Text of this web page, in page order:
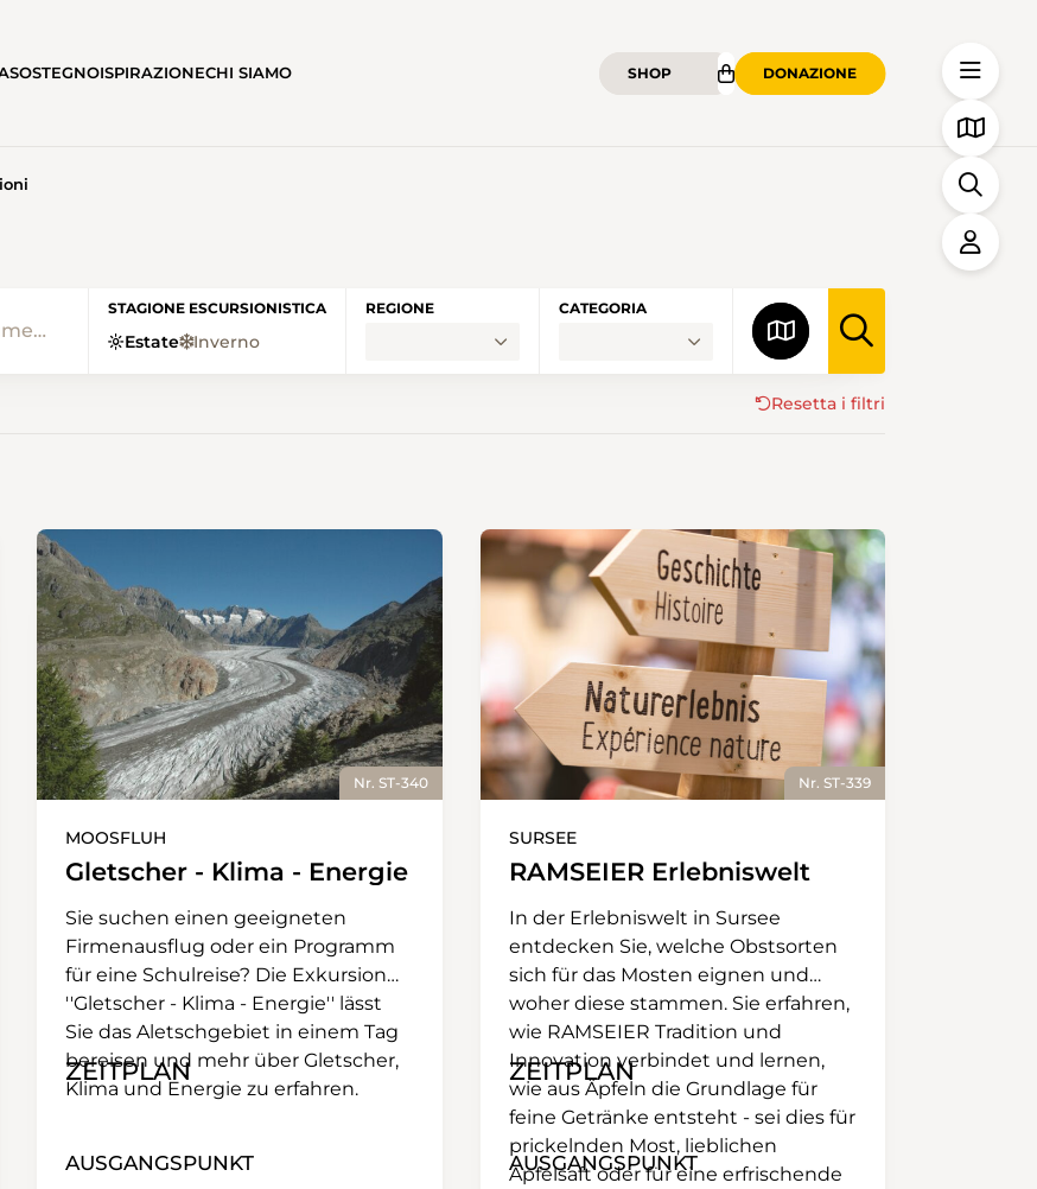
SOSTEGNOISPIRAZIONECHI SIAMO SHOP DONAZIONE
STAGIONE ESCURSIONISTICA
Estate Inverno
REGIONE CATEGORIA
Resetta i filtri
Nr. ST-340
MOOSFLUH
Gletscher - Klima - Energie
Sie suchen einen geeigneten
Firmenausflug oder ein Programm
für eine Schulreise? Die Exkursion
''Gletscher - Klima - Energie'' lässt
Sie das Aletschgebiet in einem Tag
bereisen und mehr über Gletscher,
Klima und Energie zu erfahren.
ZEITPLAN
AUSGANGSPUNKT
Nr. ST-339
SURSEE
RAMSEIER Erlebniswelt
In der Erlebniswelt in Sursee
entdecken Sie, welche Obstsorten
sich für das Mosten eignen und
woher diese stammen. Sie erfahren,
wie RAMSEIER Tradition und
Innovation verbindet und lernen,
wie aus Äpfeln die Grundlage für
feine Getränke entsteht - sei dies für
prickelnden Most, lieblichen
Apfelsaft oder für eine erfrischende
ZEITPLAN
AUSGANGSPUNKT